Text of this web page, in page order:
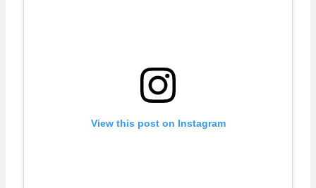
View this post on Instagram